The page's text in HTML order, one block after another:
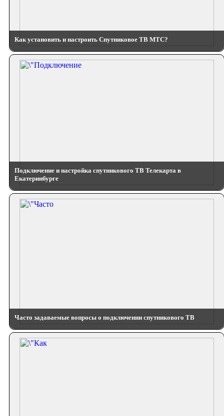
Как установить и настроить Спутниковое ТВ МТС?
Подключение и настройка спутникового ТВ Телекарта в
Екатеринбурге
Часто задаваемые вопросы о подключении спутникового ТВ